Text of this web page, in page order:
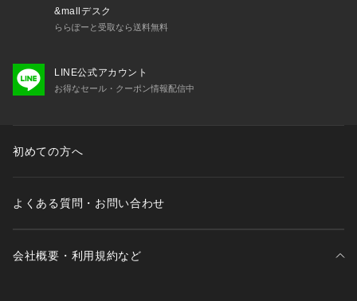
&mallデスク
ららぽーと受取なら送料無料
LINE公式アカウント
お得なセール・クーポン情報配信中
初めての方へ
よくある質問・お問い合わせ
会社概要・利用規約など